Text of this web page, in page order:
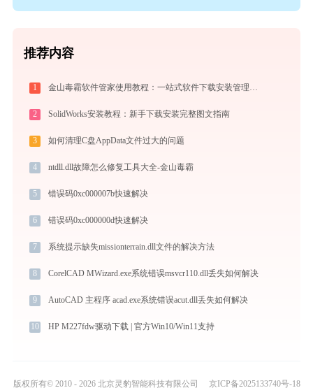
推荐内容
1 金山毒霸软件管家使用教程：一站式软件下载安装管理，让电脑始终保持最佳状态
2 SolidWorks安装教程：新手下载安装完整图文指南
3 如何清理C盘AppData文件过大的问题
4 ntdll.dll故障怎么修复工具大全-金山毒霸
5 错误码0xc000007b快速解决
6 错误码0xc000000d快速解决
7 系统提示缺失missionterrain.dll文件的解决方法
8 CorelCAD MWizard.exe系统错误msvcr110.dll丢失如何解决
9 AutoCAD 主程序 acad.exe系统错误acut.dll丢失如何解决
10 HP M227fdw驱动下载 | 官方Win10/Win11支持
版权所有© 2010 - 2026 北京灵豹智能科技有限公司 京ICP备2025133740号-18